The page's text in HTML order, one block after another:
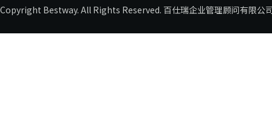
Copyright Bestway. All Rights Reserved. 百仕瑞企业管理顾问有限公